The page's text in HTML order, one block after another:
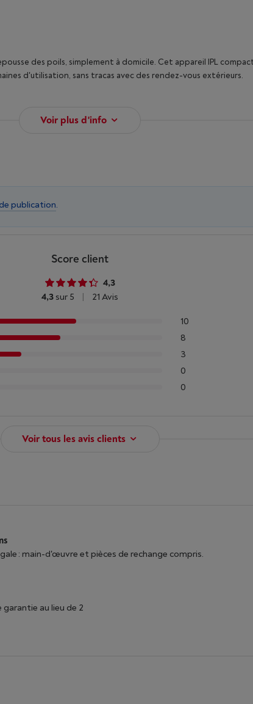
des poils, simplement à domicile. Cet appareil IPL
d'utilisation, sans tracas avec des rendez-vous extérieurs.
Voir plus d'info
publication.
Score client
4,3
4,3 sur 5 | 21 Avis
10
8
3
0
0
Voir tous les avis clients
: main-d'œuvre et pièces de rechange compris.
au lieu de 2